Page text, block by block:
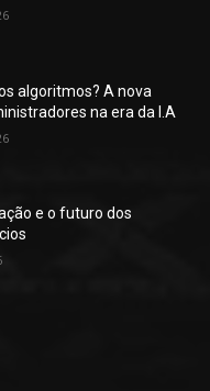
algoritmos? A nova
na era da I.A
e o futuro dos